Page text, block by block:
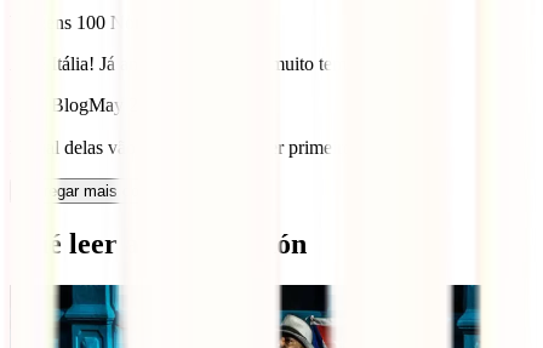
Viagens 100 Nomes
A de Itália! Já anda nos planos há muito tempo.
IATI BlogMay 26, 2019
E qual delas vão escolher para fazer primeiro? 😉
Carregar mais comentários
Qué leer a continuación